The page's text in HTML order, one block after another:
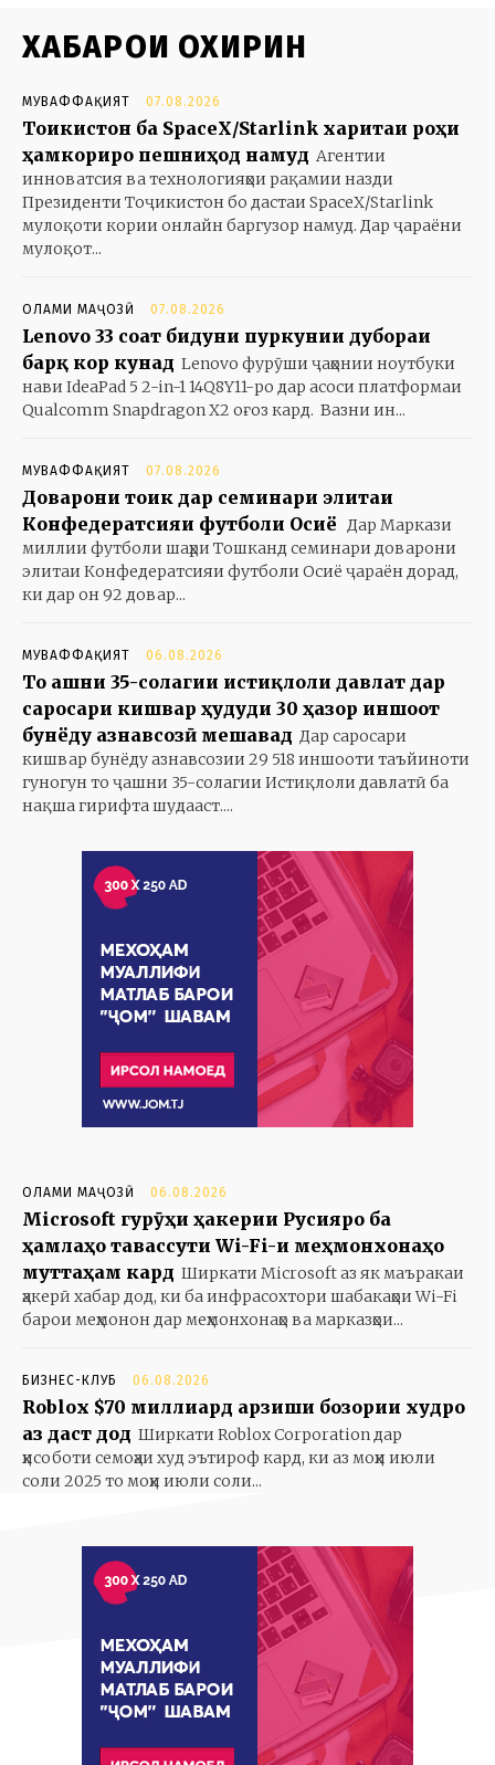
ХАБАРҲОИ ОХИРИН
МУВАФФАҚИЯТ 07.08.2026
Тоҷикистон ба SpaceX/Starlink харитаи роҳи
ҳамкориро пешниҳод намуд Агентии
инноватсия ва технологияҳои рақамии назди
Президенти Тоҷикистон бо дастаи SpaceX/Starlink
мулоқоти кории онлайн баргузор намуд. Дар ҷараёни
мулоқот...
ОЛАМИ МАҶОЗӢ 07.08.2026
Lenovo 33 соат бидуни пуркунии дубораи
барқ кор кунад Lenovo фурӯши ҷаҳонии ноутбуки
нави IdeaPad 5 2-in-1 14Q8Y11-ро дар асоси платформаи
Qualcomm Snapdragon X2 оғоз кард. Вазни ин...
МУВАФФАҚИЯТ 07.08.2026
Доварони тоҷик дар семинари элитаи
Конфедератсияи футболи Осиё Дар Маркази
миллии футболи шаҳри Тошканд семинари доварони
элитаи Конфедератсияи футболи Осиё ҷараён дорад,
ки дар он 92 довар...
МУВАФФАҚИЯТ 06.08.2026
То ҷашни 35-солагии истиқлоли давлат дар
саросари кишвар ҳудуди 30 ҳазор иншоот
бунёду азнавсозӣ мешавад Дар саросари
кишвар бунёду азнавсозии 29 518 иншооти таъйиноти
гуногун то ҷашни 35-солагии Истиқлоли давлатӣ ба
нақша гирифта шудааст....
ОЛАМИ МАҶОЗӢ 06.08.2026
Microsoft гурӯҳи ҳакерии Русияро ба
ҳамлаҳо тавассути Wi-Fi-и меҳмонхонаҳо
муттаҳам кард Ширкати Microsoft аз як маъракаи
ҳакерӣ хабар дод, ки ба инфрасохтори шабакаҳои Wi-Fi
барои меҳмонон дар меҳмонхонаҳо ва марказҳои...
БИЗНЕС-КЛУБ 06.08.2026
Roblox $70 миллиард арзиши бозории худро
аз даст дод Ширкати Roblox Corporation дар
ҳисоботи семоҳаи худ эътироф кард, ки аз моҳи июли
соли 2025 то моҳи июли соли...